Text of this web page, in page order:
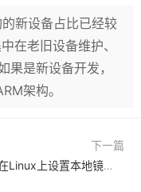
新设备占比已经较
在老旧设备维护、
果是新设备开发，
架构。
下一篇
如何在Linux上设置本地镜像源